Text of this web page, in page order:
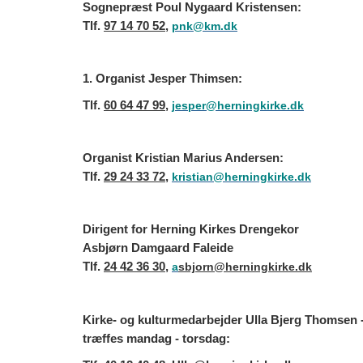
Sognepræst Poul Nygaard Kristensen:
Tlf. 97 14 70 52, pnk@km.dk
1. Organist Jesper Thimsen:
Tlf. 60 64 47 99, jesper@herningkirke.dk
Organist Kristian Marius Andersen:
Tlf. 29 24 33 72, kristian@herningkirke.dk
Dirigent for Herning Kirkes Drengekor
Asbjørn Damgaard Faleide
Tlf. 24 42 36 30, asbjorn@herningkirke.dk
Kirke- og kulturmedarbejder Ulla Bjerg Thomsen
træffes mandag - torsdag: